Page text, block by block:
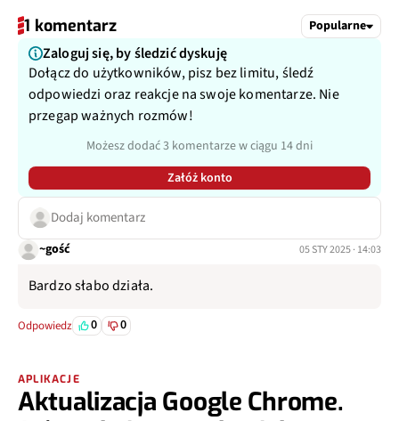
1 komentarz Popularne
Zaloguj się, by śledzić dyskuję
Dołącz do użytkowników, pisz bez limitu, śledź
odpowiedzi oraz reakcje na swoje komentarze. Nie
przegap ważnych rozmów!
Możesz dodać 3 komentarze w ciągu 14 dni
Załóż konto
Dodaj komentarz
~gość 05 STY 2025 · 14:03
Bardzo słabo działa.
Odpowiedz 0 0
APLIKACJE
Aktualizacja Google Chrome.